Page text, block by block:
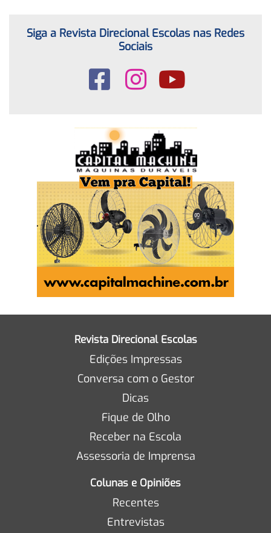
Siga a Revista Direcional Escolas nas Redes
Sociais
Revista Direcional Escolas
Edições Impressas
Conversa com o Gestor
Dicas
Fique de Olho
Receber na Escola
Assessoria de Imprensa
Colunas e Opiniões
Recentes
Entrevistas